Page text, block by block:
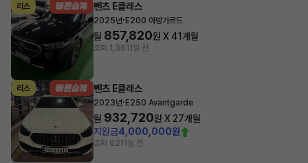
리스 벤츠 E클래스
2025년· E200 아방가르드
월 857,820원 X41개월
조회 1,361 1일 전
리스 벤츠 E클래스
2023년· E250 Avantgarde
월 932,720원 X 27개월
지원금4,000,000원
조회 621 1일 전